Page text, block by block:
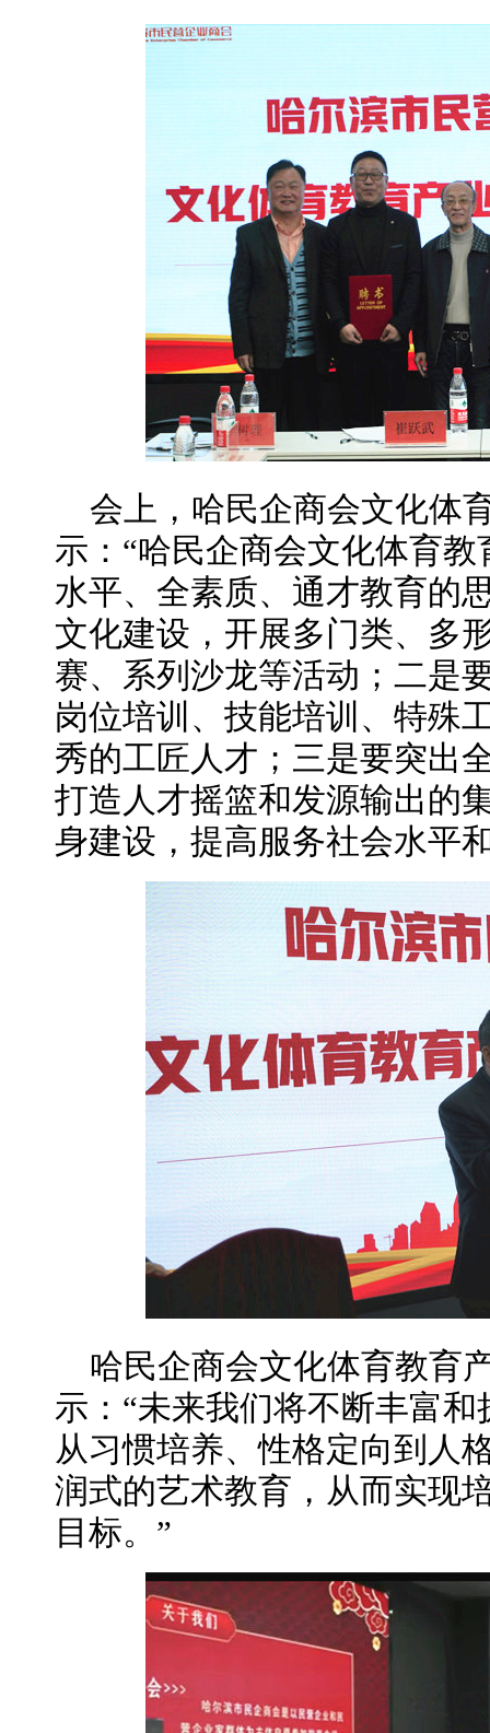
会上，哈民企商会文化体
示：“哈民企商会文化体育
水平、全素质、通才教育的
文化建设，开展多门类、多
赛、系列沙龙等活动；二是
岗位培训、技能培训、特殊
秀的工匠人才；三是要突出
打造人才摇篮和发源输出的
身建设，提高服务社会水平
哈民企商会文化体育教育
示：“未来我们将不断丰富
从习惯培养、性格定向到人
润式的艺术教育，从而实现
目标。”